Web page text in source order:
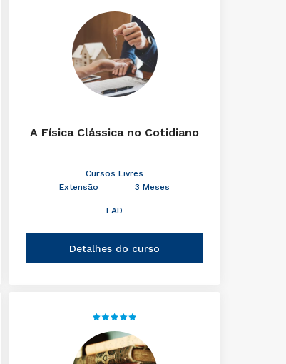
A Física Clássica no Cotidiano
Cursos Livres
Extensão
3 Meses
EAD
Detalhes do curso